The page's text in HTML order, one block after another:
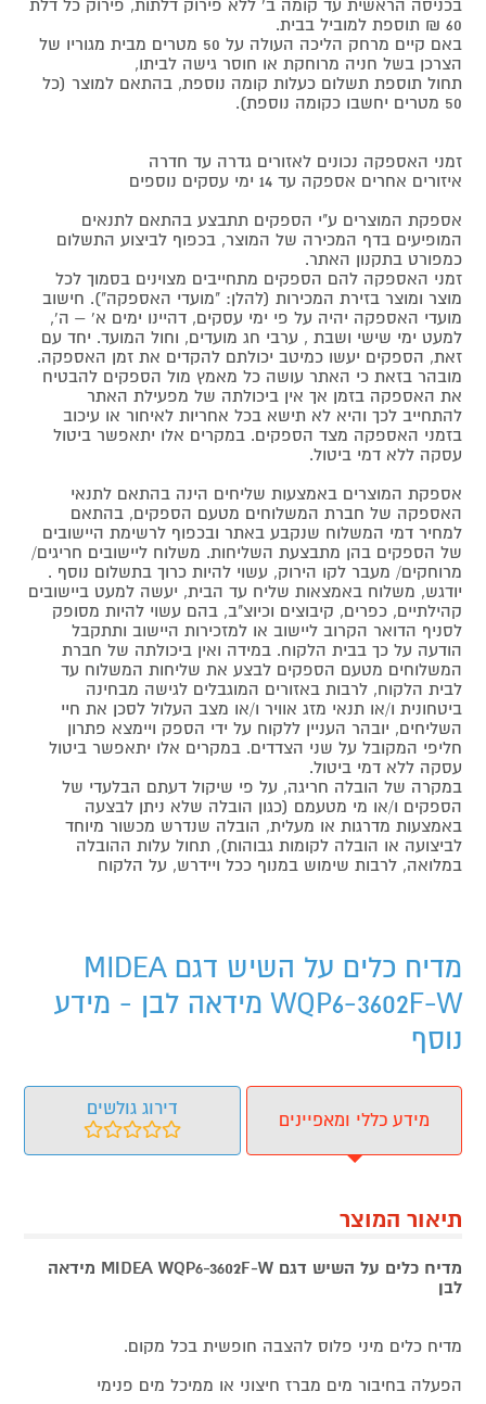
בכניסה הראשית עד קומה ב' ללא פירוק דלתות, פירוק כל דלת
60 ₪ תוספת למוביל בבית.
באם קיים מרחק הליכה העולה על 50 מטרים מבית מגוריו של
הצרכן בשל חניה מרוחקת או חוסר גישה לביתו,
תחול תוספת תשלום כעלות קומה נוספת, בהתאם למוצר (כל
50 מטרים יחשבו כקומה נוספת).
זמני האספקה נכונים לאזורים גדרה עד חדרה
איזורים אחרים אספקה עד 14 ימי עסקים נוספים
אספקת המוצרים ע"י הספקים תתבצע בהתאם לתנאים
המופיעים בדף המכירה של המוצר, בכפוף לביצוע התשלום
כמפורט בתקנון האתר.
זמני האספקה להם הספקים מתחייבים מצוינים בסמוך לכל
מוצר ומוצר בזירת המכירות (להלן: "מועדי האספקה"). חישוב
מועדי האספקה יהיה על פי ימי עסקים, דהיינו ימים א' – ה',
למעט ימי שישי ושבת , ערבי חג מועדים, וחול המועד. יחד עם
זאת, הספקים יעשו כמיטב יכולתם להקדים את זמן האספקה.
מובהר בזאת כי האתר עושה כל מאמץ מול הספקים להבטיח
את האספקה בזמן אך אין ביכולתה של מפעילת האתר
להתחייב לכך והיא לא תישא בכל אחריות לאיחור או עיכוב
בזמני האספקה מצד הספקים. במקרים אלו יתאפשר ביטול
עסקה ללא דמי ביטול.
אספקת המוצרים באמצעות שליחים הינה בהתאם לתנאי
האספקה של חברת המשלוחים מטעם הספקים, בהתאם
למחיר דמי המשלוח שנקבע באתר ובכפוף לרשימת היישובים
של הספקים בהן מתבצעת השליחות. משלוח ליישובים חריגים/
מרוחקים/ מעבר לקו הירוק, עשוי להיות כרוך בתשלום נוסף .
יודגש, משלוח באמצאות שליח עד הבית, יעשה למעט ביישובים
קהילתיים, כפרים, קיבוצים וכיוצ"ב, בהם עשוי להיות מסופק
לסניף הדואר הקרוב ליישוב או למזכירות היישוב ותתקבל
הודעה על כך בבית הלקוח. במידה ואין ביכולתה של חברת
המשלוחים מטעם הספקים לבצע את שליחות המשלוח עד
לבית הלקוח, לרבות באזורים המוגבלים לגישה מבחינה
ביטחונית ו/או תנאי מזג אוויר ו/או מצב העלול לסכן את חיי
השליחים, יובהר העניין ללקוח על ידי הספק ויימצא פתרון
חליפי המקובל על שני הצדדים. במקרים אלו יתאפשר ביטול
עסקה ללא דמי ביטול.
במקרה של הובלה חריגה, על פי שיקול דעתם הבלעדי של
הספקים ו/או מי מטעמם (כגון הובלה שלא ניתן לבצעה
באמצעות מדרגות או מעלית, הובלה שנדרש מכשור מיוחד
לביצועה או הובלה לקומות גבוהות), תחול עלות ההובלה
במלואה, לרבות שימוש במנוף ככל ויידרש, על הלקוח
מדיח כלים על השיש דגם MIDEA
WQP6-3602F-W מידאה לבן - מידע
נוסף
מידע כללי ומאפיינים
דירוג גולשים
תיאור המוצר
מדיח כלים על השיש דגם MIDEA WQP6-3602F-W מידאה
לבן
מדיח כלים מיני פלוס להצבה חופשית בכל מקום.
הפעלה בחיבור מים מברז חיצוני או ממיכל מים פנימי